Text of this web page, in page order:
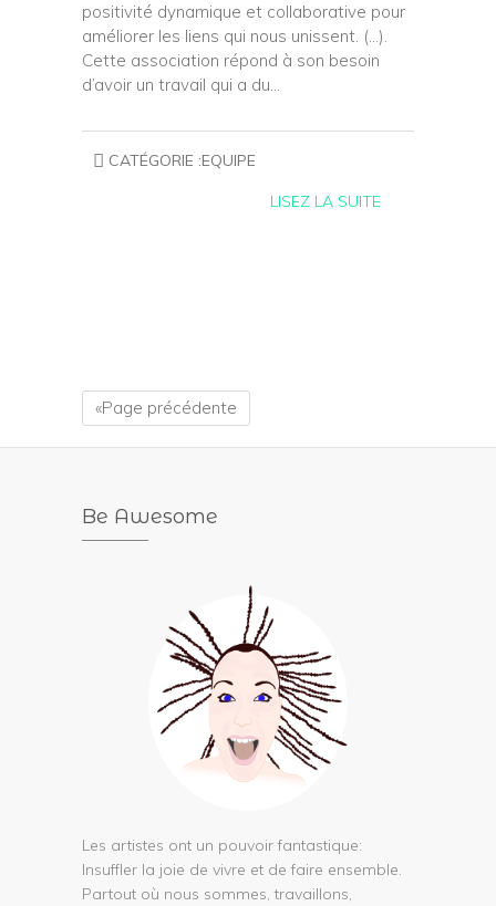
positivité dynamique et collaborative pour
améliorer les liens qui nous unissent. (…).
Cette association répond à son besoin
d’avoir un travail qui a du…
CATÉGORIE :EQUIPE
LISEZ LA SUITE
«Page précédente
Be Awesome
Les artistes ont un pouvoir fantastique:
Insuffler la joie de vivre et de faire ensemble.
Partout où nous sommes, travaillons,